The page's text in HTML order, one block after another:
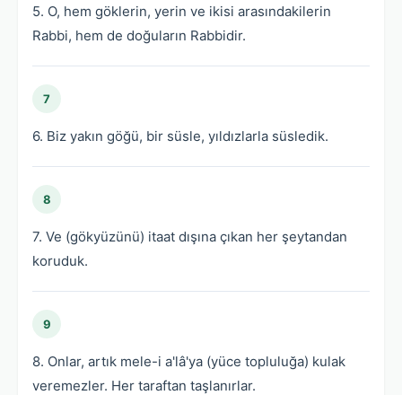
5. O, hem göklerin, yerin ve ikisi arasındakilerin
Rabbi, hem de doğuların Rabbidir.
7
6. Biz yakın göğü, bir süsle, yıldızlarla süsledik.
8
7. Ve (gökyüzünü) itaat dışına çıkan her şeytandan
koruduk.
9
8. Onlar, artık mele-i a'lâ'ya (yüce topluluğa) kulak
veremezler. Her taraftan taşlanırlar.